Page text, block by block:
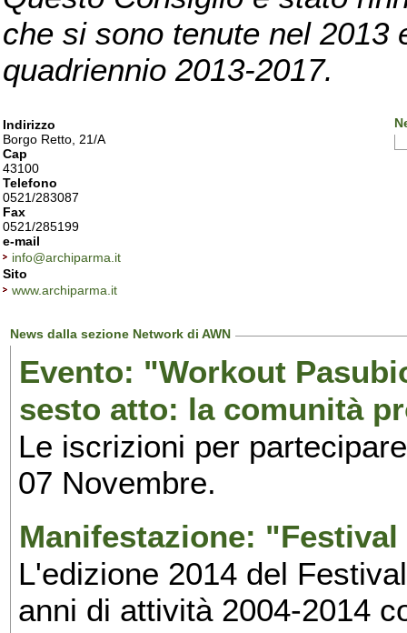
che si sono tenute nel 2013
quadriennio 2013-2017.
Indirizzo
Borgo Retto, 21/A
Cap
43100
Telefono
0521/283087
Fax
0521/285199
e-mail
info@archiparma.it
Sito
www.archiparma.it
News dalla sezione Network di AWN
Evento: "Workout
sesto atto: la comunità
Le iscrizioni per
07 Novembre.
Manifestazione:
L'edizione 2014 del
anni di attività 2004-2014